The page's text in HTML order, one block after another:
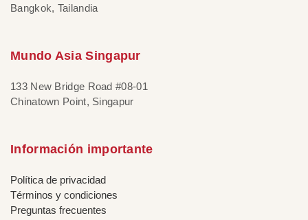
Bangkok, Tailandia
Mundo Asia Singapur
133 New Bridge Road #08-01
Chinatown Point, Singapur
Información importante
Política de privacidad
Términos y condiciones
Preguntas frecuentes